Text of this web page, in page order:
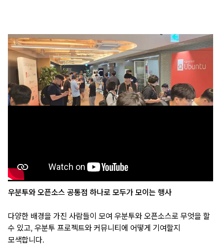
올해의
UbuCon Korea
우분투와 오픈소스 공통점 하나로 모두가 모이는 행사
다양한 배경을 가진 사람들이 모여 우분투와 오픈소스로 무엇을 할
수 있고, 우분투 프로젝트와 커뮤니티에 어떻게 기여할지
모색합니다.